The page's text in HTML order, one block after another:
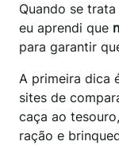
Quando se
eu aprendi que
para garantir
A primeira dica
sites de
caça ao
ração e